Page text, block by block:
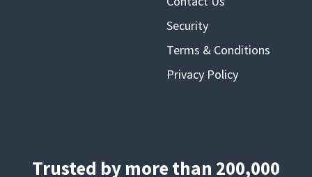
Security
Terms & Conditions
Privacy Policy
Trusted by more than 200,000